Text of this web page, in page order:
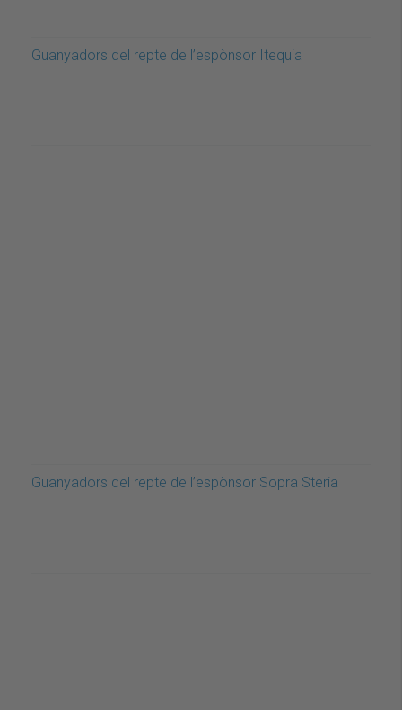
Guanyadors del repte de l’espònsor Itequia
Guanyadors del repte de l’espònsor Sopra Steria